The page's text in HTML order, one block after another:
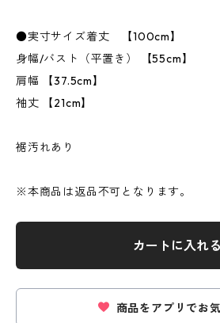
●実寸サイズ着丈 【100cm】
身幅/バスト（平置き） 【55cm】
肩幅 【37.5cm】
袖丈 【21cm】
裾汚れあり
※本商品は返品不可となります。
カートに入れる
商品をアプリでお